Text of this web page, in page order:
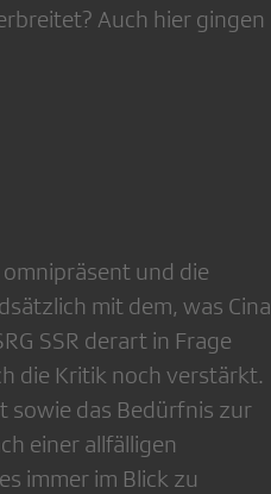
Auch hier gingen
und die
mit dem, was Cina
SSR derart in Frage
die Kritik noch verstärkt.
sowie das Bedürfnis zur
einer allfälligen
immer im Blick zu